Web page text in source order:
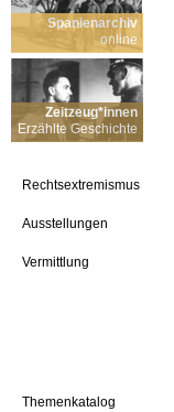
Spanienarchiv
online
Zeitzeug*innen
Erzählte Geschichte
Rechtsextremismus
Ausstellungen
Vermittlung
Themenkatalog